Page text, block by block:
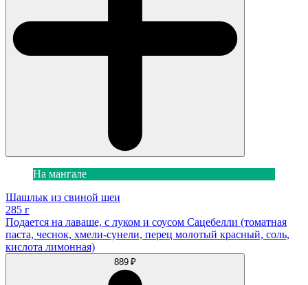
На мангале
Шашлык из свиной шеи
285 г
Подается на лаваше, с луком и соусом Сацебелли (томатная
паста, чеснок, хмели-сунели, перец молотый красный, соль,
кислота лимонная)
889 ₽